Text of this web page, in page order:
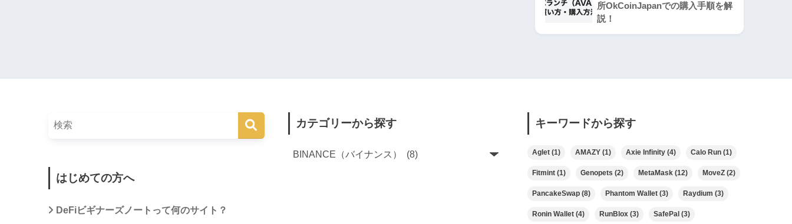
所OkCoinJapanでの購入手順を解
説！
はじめての方へ
DeFiビギナーズノートって何のサイト？
カテゴリーから探す キーワードから探す
Aglet (1) AMAZY (1) Axie Infinity (4) Calo Run (1)
Fitmint (1) Genopets (2) MetaMask (12) MoveZ (2)
PancakeSwap (8) Phantom Wallet (3) Raydium (3)
Ronin Wallet (4) RunBlox (3) SafePal (3)